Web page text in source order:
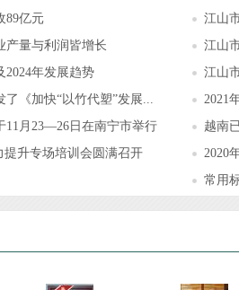
89亿元
产量与利润皆增长
2024年发展趋势
《加快“以竹代塑”发展...
11月23—26日在南宁市举行
提升专场培训会圆满召开
江山
江山
江山
2021
越南
2020
常用